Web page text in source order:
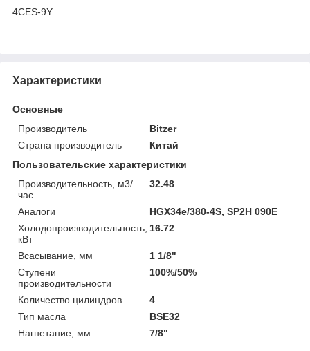
4CES-9Y
Характеристики
Основные
Производитель
Bitzer
Страна производитель
Китай
Пользовательские характеристики
Производительность, м3/
час
32.48
Аналоги
HGX34e/380-4S, SP2H 090E
Холодопроизводительность,
кВт
16.72
Всасывание, мм
1 1/8"
Ступени
производительности
100%/50%
Количество цилиндров
4
Тип масла
BSE32
Нагнетание, мм
7/8"